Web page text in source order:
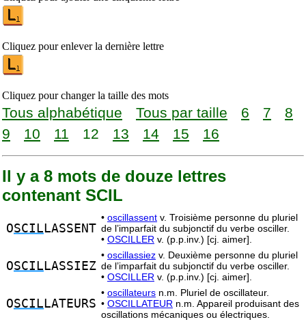
Cliquez pour enlever la dernière lettre
Cliquez pour changer la taille des mots
Tous alphabétique Tous par taille 6 7
8
9
10 11 12 13 14 15 16
Il y a 8 mots de douze lettres
contenant SCIL
OSCIL LASSENT
• oscillassent v. Troisième personne du pluriel
de l’imparfait du subjonctif du verbe osciller.
• OSCILLER v. (p.p.inv.) [cj. aimer].
OSCIL LASSIEZ
• oscillassiez v. Deuxième personne du pluriel
de l’imparfait du subjonctif du verbe osciller.
• OSCILLER v. (p.p.inv.) [cj. aimer].
OSCIL LATEURS
• oscillateurs n.m. Pluriel de oscillateur.
• OSCILLATEUR n.m. Appareil produisant des
oscillations mécaniques ou électriques.